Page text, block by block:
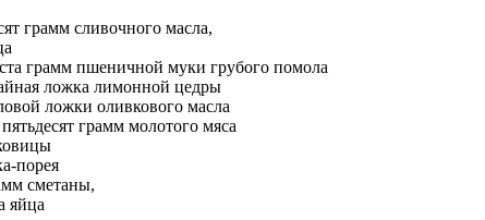
грамм сливочного масла,
грамм пшеничной муки грубого помола
ложка лимонной цедры
ложки оливкового масла
грамм молотого мяса
порея
сметаны,
яйца